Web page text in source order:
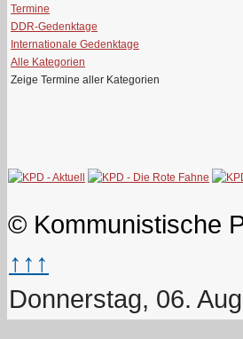
Termine
DDR-Gedenktage
Internationale Gedenktage
Alle Kategorien
Zeige Termine aller Kategorien
© Kommunistische
↑↑↑
Donnerstag, 06.